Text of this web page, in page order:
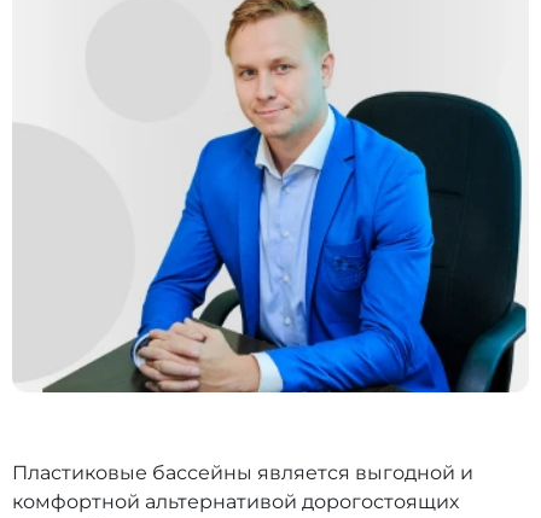
Пластиковые бассейны является выгодной и
комфортной альтернативой дорогостоящих